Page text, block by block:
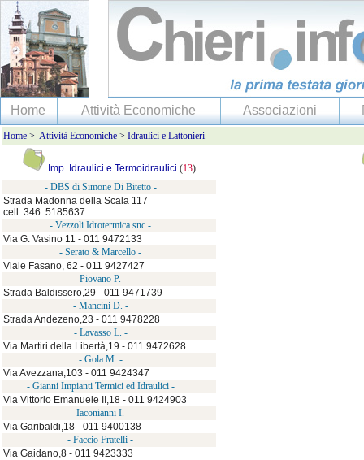
Home Attività Economiche Associazioni
Home > Attività Economiche > Idraulici e Lattonieri
Imp. Idraulici e Termoidraulici (13)
- DBS di Simone Di Bitetto -
Strada Madonna della Scala 117
cell. 346. 5185637
- Vezzoli Idrotermica snc -
Via G. Vasino 11 - 011 9472133
- Serato & Marcello -
Viale Fasano, 62 - 011 9427427
- Piovano P. -
Strada Baldissero,29 - 011 9471739
- Mancini D. -
Strada Andezeno,23 - 011 9478228
- Lavasso L. -
Via Martiri della Libertà,19 - 011 9472628
- Gola M. -
Via Avezzana,103 - 011 9424347
- Gianni Impianti Termici ed Idraulici -
Via Vittorio Emanuele II,18 - 011 9424903
- Iaconianni I. -
Via Garibaldi,18 - 011 9400138
- Faccio Fratelli -
Via Gaidano,8 - 011 9423333